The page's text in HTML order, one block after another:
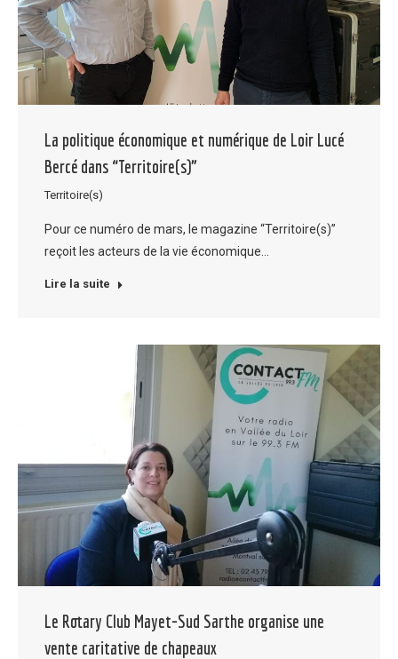
La politique économique et numérique de Loir Lucé
Bercé dans “Territoire(s)”
Territoire(s)
Pour ce numéro de mars, le magazine “Territoire(s)”
reçoit les acteurs de la vie économique…
Lire la suite
Le Rotary Club Mayet-Sud Sarthe organise une
vente caritative de chapeaux